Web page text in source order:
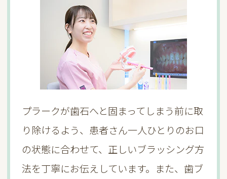
プラークが歯石へと固まってしまう前に取
り除けるよう、患者さん一人ひとりのお口
の状態に合わせて、正しいブラッシング方
法を丁寧にお伝えしています。また、歯ブ